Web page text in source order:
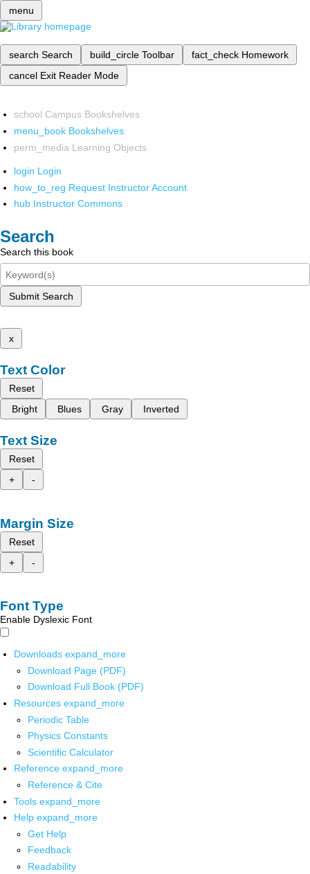
menu
search Search build_circle Toolbar fact_check Homework
cancel Exit Reader Mode
school Campus Bookshelves
menu_book Bookshelves
perm_media Learning Objects
login Login
how_to_reg Request Instructor Account
hub Instructor Commons
Search
Search this book
Submit Search
x
Text Color
Reset
Bright
Blues Gray Inverted
Text Size
Reset
+
-
Margin Size
Reset
+
-
Font Type
Enable Dyslexic Font
Downloads expand_more
Download Page (PDF)
Download Full Book (PDF)
Resources expand_more
Periodic Table
Physics Constants
Scientific Calculator
Reference expand_more
Reference & Cite
Tools expand_more
Help expand_more
Get Help
Feedback
Readability